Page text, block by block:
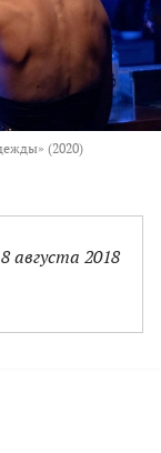
(2020)
августа 2018